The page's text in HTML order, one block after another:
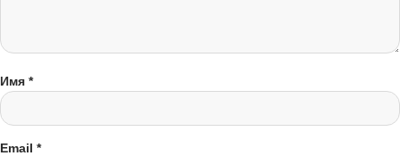
Имя *
Email *